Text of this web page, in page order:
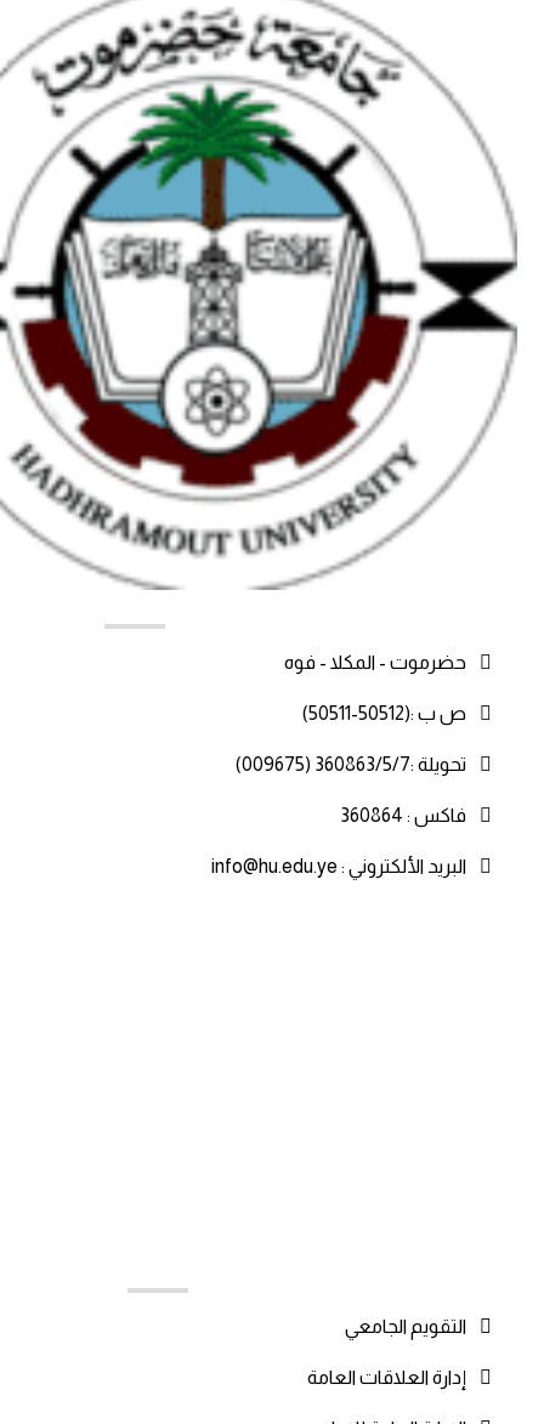
حضرموت - المكلا - فوه
ص ب :(50512-50511)
تحويلة :360863/5/7 (009675)
فاكس : 360864
البريد الألكتروني : info@hu.edu.ye
التقويم الجامعي
إدارة العلاقات العامة